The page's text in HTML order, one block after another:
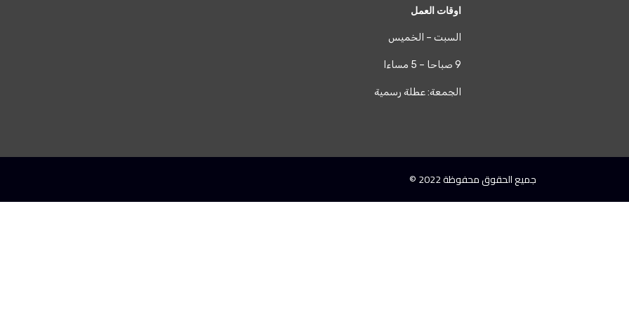
اوقات العمل
السبت – الخميس
9 صباحا – 5 مساءا
الجمعة: عطلة رسمية
جميع الحقوق محفوظة 2022 ©